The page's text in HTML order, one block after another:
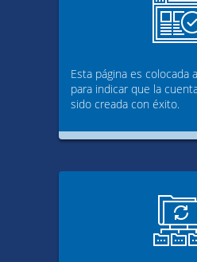
Esta página es colocada
para indicar que la
sido creada con éxito.